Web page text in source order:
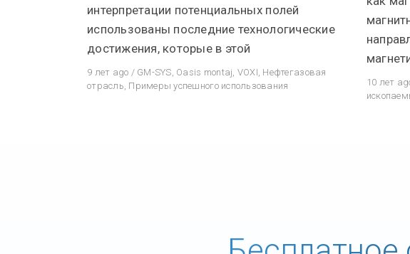
интерпретации потенциальных полей
использованы последние технологические
достижения, которые в этой
9 лет ago / GM-SYS Oasis montaj VOXI Нефтегазовая
отрасль Примеры успешного использования 10 лет